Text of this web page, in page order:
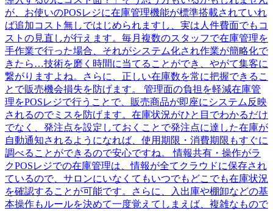
が、お使いのPOSレジに在庫管理機能が標準搭載されていれ
ば追加コスト無しではじめられますし、実は人件費面でもコ
ストの見直しが行えます。毎月複数のスタッフで在庫管理を
手作業で行った場合、それがシステム化され作業が簡略化で
きたら…技術を磨く時間に当てることができ、やがて集客に
繋がりますよね。さらに、正しい在庫数を常に把握できるこ
とで販売機会損失を防げます。 管理面の負担を軽減在庫管
理をPOSレジで行うことで、販売商品が即座にシステム反映
されるのでミスを防げます。在庫状況がひと目でわかるだけ
でなく、発注点を設定しておくことで発注点に達した在庫が
自動通知されるようになれば、使用期限・消費期限もすぐに
調べることができるので安心ですね。 情報共有・操作がラ
クPOSレジでの在庫管理は、情報が全てクラウドに保存され
ているので、サロンにいなくてもいつでもどこでも在庫状況
を確認することが可能です。さらに、入出庫や棚卸などの基
本操作もルールを決めて一度覚えてしまえば、複雑なもので